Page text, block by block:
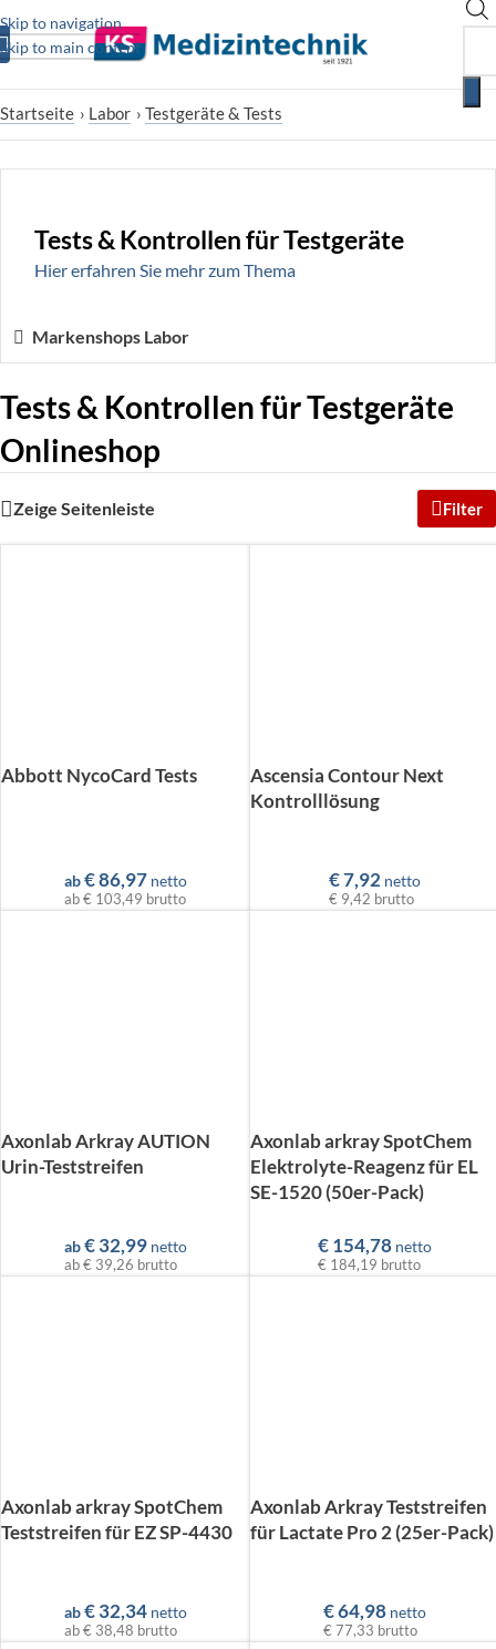
Skip to navigation
Skip to main content
Startseite › Labor › Testgeräte & Tests
Tests & Kontrollen für Testgeräte
Hier erfahren Sie mehr zum Thema
Markenshops Labor
Tests & Kontrollen für Testgeräte
Onlineshop
Zeige Seitenleiste Filter
Abbott NycoCard Tests
ab €86,97 netto
ab€ 103,49 brutto
Ascensia Contour Next
Kontrolllösung
€7,92 netto
€ 9,42 brutto
Axonlab Arkray AUTION
Urin-Teststreifen
ab €32,99 netto
ab€ 39,26 brutto
Axonlab arkray SpotChem
Elektrolyte-Reagenz für EL
SE-1520 (50er-Pack)
€154,78 netto
€ 184,19 brutto
Axonlab arkray SpotChem
Teststreifen für EZ SP-4430
ab €32,34 netto
ab€ 38,48 brutto
Axonlab Arkray Teststreifen
für Lactate Pro 2 (25er-Pack)
€64,98 netto
€ 77,33 brutto